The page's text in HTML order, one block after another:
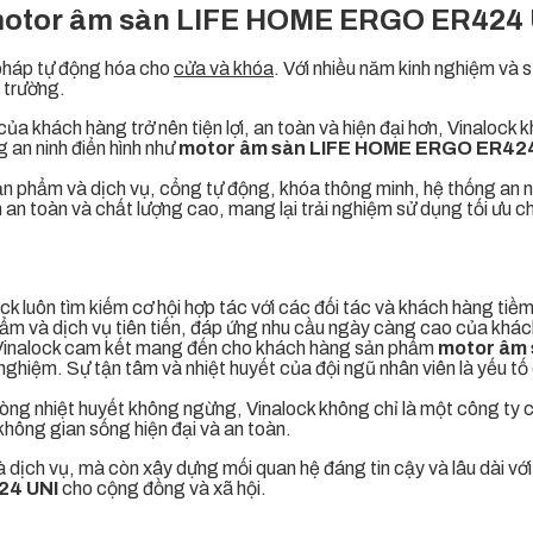
âm sàn LIFE HOME ERGO ER424
tự động hóa cho cửa và khóa. Với nhiều năm kinh nghiệm
trường.
khách hàng trở nên tiện lợi, an toàn và hiện đại hơn, Vinalock
ninh điển hình nhưmotor âm sàn LIFE HOME ERGO
phẩm và dịch vụ, cổng tự động, khóa thông minh, hệ thống an
toàn và chất lượng cao, mang lại trải nghiệm sử dụng tối ưu
luôn tìm kiếm cơ hội hợp tác với các đối tác và khách hàng
và dịch vụ tiên tiến, đáp ứng nhu cầu ngày càng cao của
cam kết mang đến cho khách hàng sản phẩm motor âm
Sự tận tâm và nhiệt huyết của đội ngũ nhân viên là yếu
nhiệt huyết không ngừng, Vinalock không chỉ là một công
gian sống hiện đại và an toàn.
vụ, mà còn xây dựng mối quan hệ đáng tin cậy và lâu dài
UNI cho cộng đồng và xã hội.